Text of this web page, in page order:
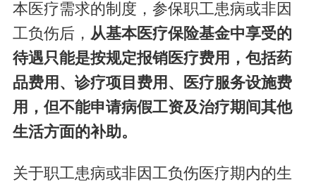
本医疗需求的制度，参保职工患病或非因
工负伤后， 从基本医疗保险基金中享受的
待遇只能是按规定报销医疗费用，包括药
品费用、诊疗项目费用、医疗服务设施费
用，但不能申请病假工资及治疗期间其他
生活方面的补助。
关于职工患病或非因工负伤医疗期内的生